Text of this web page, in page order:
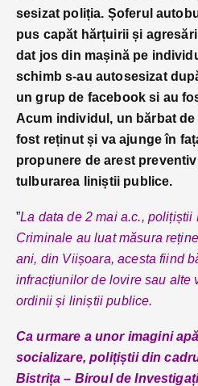
sesizat poliția. Șoferul
pus capăt hărțuirii și
dat jos din mașină pe
schimb s-au autosesizat
un grup de facebook si au
Acum individul, un bărbat
fost reținut și va ajunge în
propunere de arest
tulburarea liniștii publice.
”La data de 2 mai a.c.,
Criminale au luat măsura
ani, din Viișoara, acesta fiind
infracțiunilor de lovire sau alte
ordinii și liniștii publice.
Ca urmare a unor imagini
socializare, polițiștii din
Bistrița – Biroul de